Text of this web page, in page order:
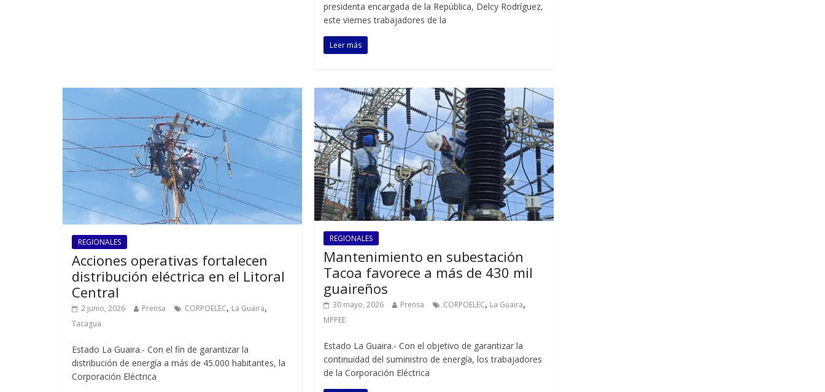
presidenta encargada de la República, Delcy Rodríguez,
este viernes trabajadores de la
Leer más
REGIONALES
Acciones operativas fortalecen
distribución eléctrica en el Litoral
Central
2 junio, 2026 Prensa CORPOELEC, La Guaira,
Tacagua
Estado La Guaira.- Con el fin de garantizar la
distribución de energía a más de 45.000 habitantes, la
Corporación Eléctrica
REGIONALES
Mantenimiento en subestación
Tacoa favorece a más de 430 mil
guaireños
30 mayo, 2026 Prensa CORPOELEC, La Guaira,
MPPEE
Estado La Guaira.- Con el objetivo de garantizar la
continuidad del suministro de energía, los trabajadores
de la Corporación Eléctrica